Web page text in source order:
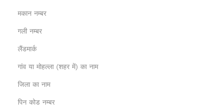
मकान नम्बर
गली नम्बर
लैंडमार्क
गांव या मोहल्ला (शहर में) का नाम
जिला का नाम
पिन कोड नम्बर